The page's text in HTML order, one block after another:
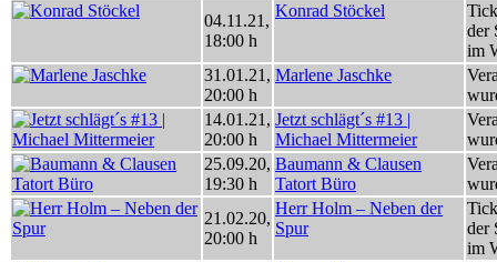
04.11.21 ,
18:00 h
Konrad Stöckel
der
im
31.01.21 ,
20:00 h
Marlene Jaschke
14.01.21 ,
20:00 h
Jetzt schlägt´s #13 |
Michael Mittermeier
25.09.20,
19:30 h
Baumann & Clausen
Tatort Büro
21.02.20,
20:00 h
Herr Holm – Neben der
Spur
der
im